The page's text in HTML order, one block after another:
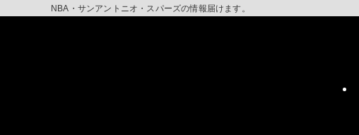
NBA・サンアントニオ・スパーズの情報届けます。